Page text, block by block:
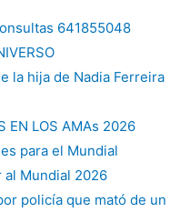
641855048
la hija de Nadia Ferreira
EN LOS AMAs 2026
para el Mundial
al Mundial 2026
policía que mató de un